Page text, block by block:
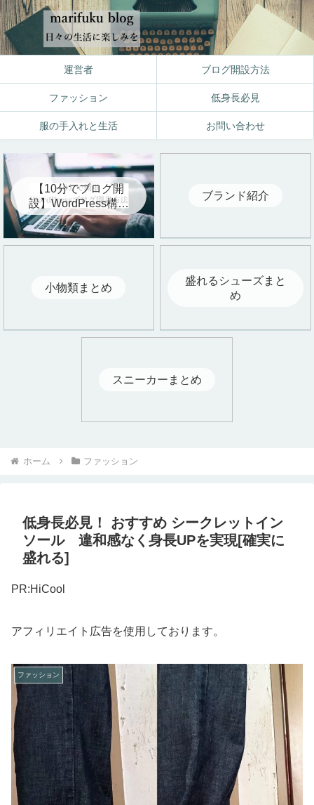
運営者 ブログ開設方法
ファッション 低身長必見
服の手入れと生活 お問い合わせ
【10分でブログ開
設】WordPress構築
方法を写真付きで公
開
ブランド紹介
小物類まとめ
盛れるシューズまと
め
スニーカーまとめ
ホーム ファッション
低身長必見！ おすすめ シークレットイン
ソール 違和感なく身長UPを実現[確実に
盛れる]
PR:HiCool
アフィリエイト広告を使用しております。
ファッション